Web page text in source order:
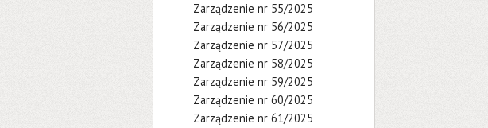
Zarządzenie nr 55/2025
Zarządzenie nr 56/2025
Zarządzenie nr 57/2025
Zarządzenie nr 58/2025
Zarządzenie nr 59/2025
Zarządzenie nr 60/2025
Zarządzenie nr 61/2025